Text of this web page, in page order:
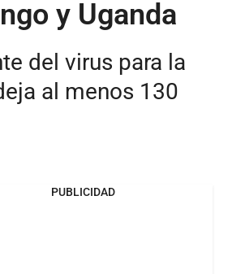
y Uganda
del virus para la
al menos 130
PUBLICIDAD